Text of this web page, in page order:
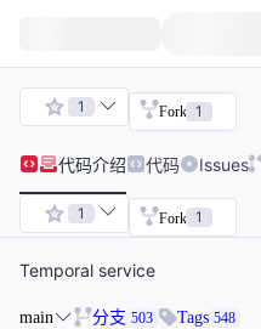
1 Fork 1
代码介绍 代码 Issues
1 Fork 1
Temporal service
main 分支 503 Tags 548